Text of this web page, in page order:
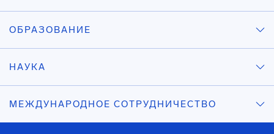
ОБРАЗОВАНИЕ
НАУКА
МЕЖДУНАРОДНОЕ СОТРУДНИЧЕСТВО